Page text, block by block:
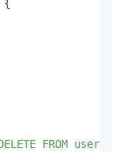
{
FROM